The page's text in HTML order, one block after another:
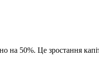
50%. Це зростання